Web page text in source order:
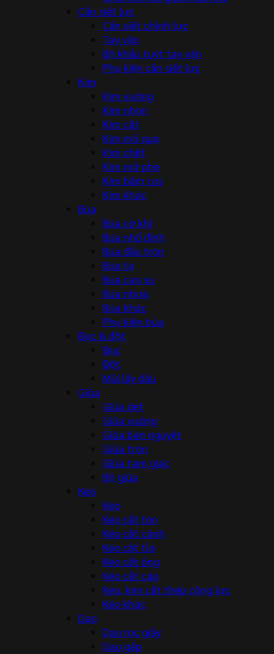
Cần siết lực
Cần siết chỉnh lực
Tay vặn
Bộ khẩu tuýt tay vặn
Phụ kiện cần siết lực
Kìm
Kìm vuông
Kìm nhọn
Kìm cắt
Kìm mỏ quạ
Kìm chết
Kìm mở phe
Kìm bấm cos
Kìm khác
Búa
Búa cơ khí
Búa nhổ đinh
Búa đầu tròn
Búa tạ
Búa cao su
Búa nhựa
Búa khác
Phụ kiện búa
Đục & đột
Đục
Đột
Mũi lấy dấu
Giũa
Giũa dẹt
Giũa vuông
Giũa bán nguyệt
Giũa tròn
Giũa tam giác
Bộ giũa
Kéo
Kéo
Kéo cắt tôn
Kéo cắt cành
Kéo cắt tỉa
Kéo cắt ống
Kéo cắt cáp
Kéo, kìm cắt thép cộng lực
Kéo khác
Dao
Dao rọc giấy
Dao gấp